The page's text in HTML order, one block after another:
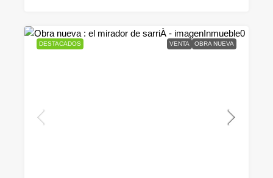
DESTACADOS VENTA OBRA NUEVA